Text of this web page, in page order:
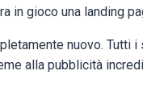
in gioco una landing
nuovo. Tutti
alla pubblicità